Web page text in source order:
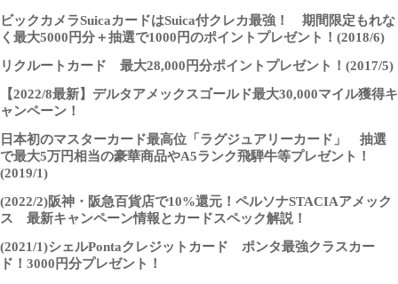
ビックカメラSuicaカードはSuica付クレカ最強！ 期間限定もれな
く最大5000円分＋抽選で1000円のポイントプレゼント！(2018/6)
リクルートカード 最大28,000円分ポイントプレゼント！(2017/5)
【2022/8最新】デルタアメックスゴールド最大30,000マイル獲得キ
ャンペーン！
日本初のマスターカード最高位「ラグジュアリーカード」 抽選
で最大5万円相当の豪華商品やA5ランク飛騨牛等プレゼント！
(2019/1)
(2022/2)阪神・阪急百貨店で10%還元！ペルソナSTACIAアメック
ス 最新キャンペーン情報とカードスペック解説！
(2021/1)シェルPontaクレジットカード ポンタ最強クラスカー
ド！3000円分プレゼント！